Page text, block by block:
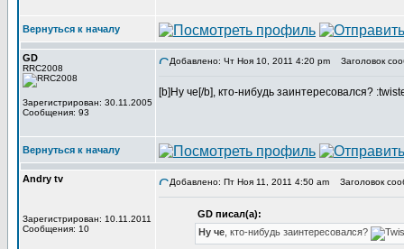
Вернуться к началу
GD
RRC2008
Зарегистрирован: 30.11.2005
Сообщения: 93
Добавлено: Чт Ноя 10, 2011 4:20 pm Заголовок
[b]Ну че[/b], кто-нибудь заинтересовался?
Вернуться к началу
Andry tv
Зарегистрирован: 10.11.2011
Сообщения: 10
Добавлено: Пт Ноя 11, 2011 4:50 am Заголовок
GD писал(а):
Ну че , кто-нибудь заинтересовался?